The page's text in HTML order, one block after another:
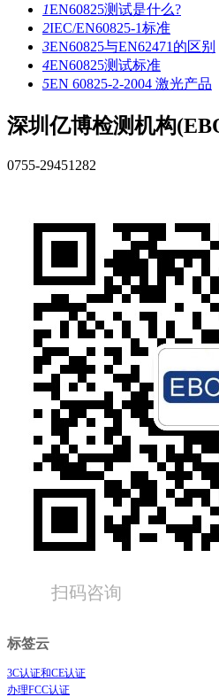
1EN60825测试是什么?
2IEC/EN60825-1标准
3EN60825与EN62471的区别
4EN60825测试标准
5EN 60825-2-2004 激光产品
深圳亿博检测机构
0755-29451282
扫码咨询
标签云
3C认证和CE认证
办理FCC认证